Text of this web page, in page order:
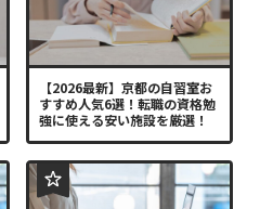
【2026最新】京都の自習室お
すすめ人気6選！転職の資格勉
強に使える安い施設を厳選！